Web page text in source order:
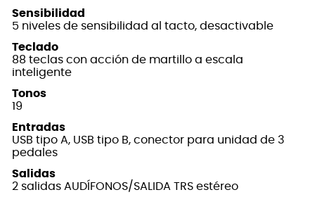
Sensibilidad
5 niveles de sensibilidad al tacto, desactivable
Teclado
88 teclas con acción de martillo a escala
inteligente
Tonos
19
Entradas
USB tipo A, USB tipo B, conector para unidad de 3
pedales
Salidas
2 salidas AUDÍFONOS/SALIDA TRS estéreo